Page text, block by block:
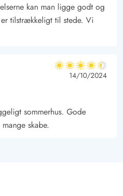
kan man ligge godt og
tilstrækkeligt til stede. Vi
4.5 ud af 5
4.5 ud af 5
4.5 out of 5
14/10/2024
sommerhus. Gode
skabe.